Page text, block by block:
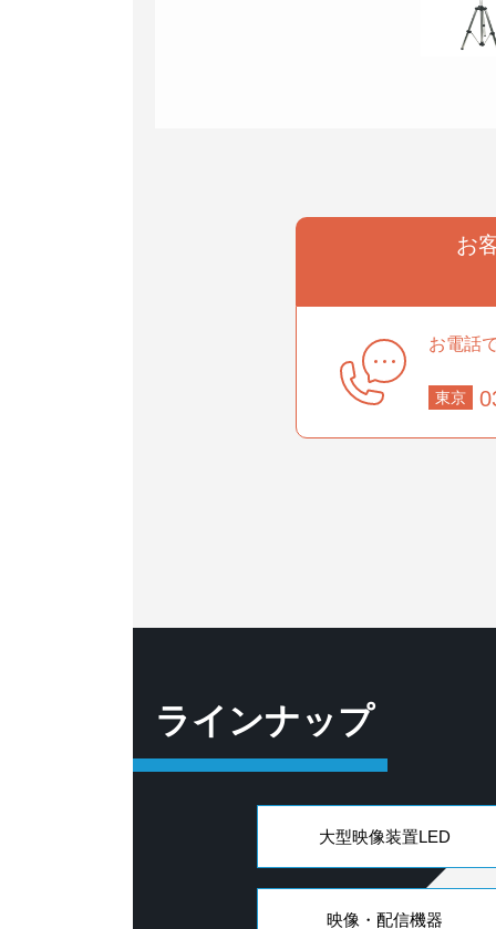
お
お電話
東京
ラインナップ
大型映像装置LED
映像・配信機器